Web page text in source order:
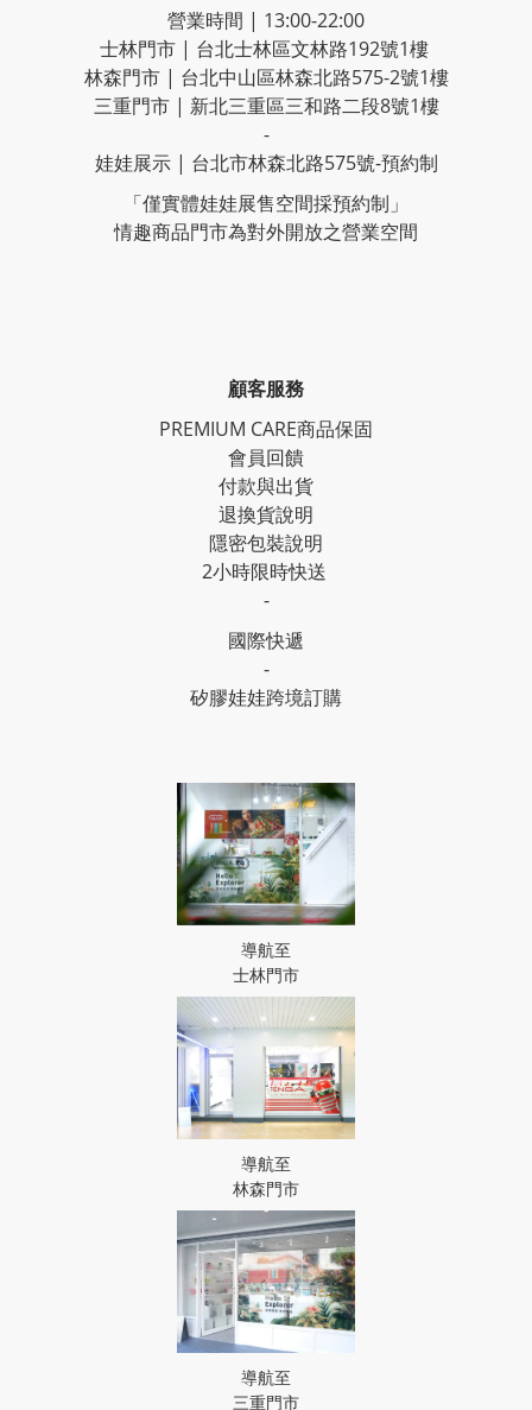
營業時間 | 13:00-22:00
士林門市 | 台北士林區文林路192號1樓
林森門市 | 台北中山區林森北路575-2號1樓
三重門市 | 新北三重區三和路二段8號1樓
-
娃娃展示 | 台北市林森北路575號-預約制
「僅實體娃娃展售空間採預約制」
情趣商品門市為對外開放之營業空間
顧客服務
PREMIUM CARE商品保固
會員回饋
付款與出貨
退換貨說明
隱密包裝說明
2小時限時快送
-
國際快遞
-
矽膠娃娃跨境訂購
導航至
士林門市
導航至
林森門市
導航至
三重門市